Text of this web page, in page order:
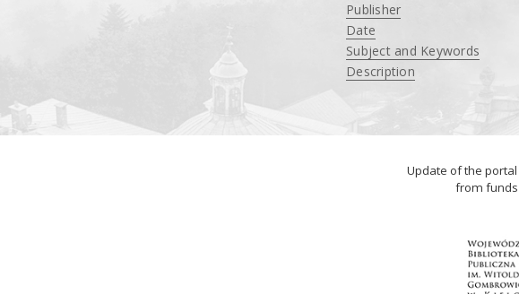
Publisher
Date
Subject and Keywords
Description
Update of the portal
from funds